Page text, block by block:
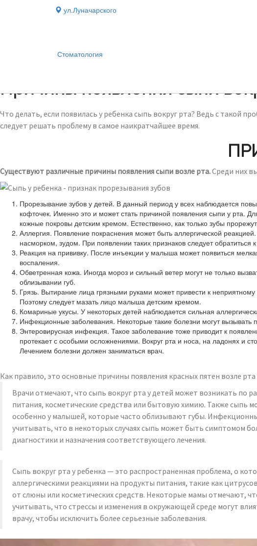
ул.Луначарского
Стоматология
Причины появления сыпи
Что делать, если появилась у ребенка сыпь вокруг рта? Ведь с такой
следует решать проблему в самое наикратчайшее время.
Существуют различные причины появления сыпи возле рта.Среди них
Прорезывание зубов у детей. В данный период у всех наблюдается
кофточек. Именно это и может стать причиной появления сыпи у рта.
кожные покровы детским кремом. Естественно, как только зубы
Аллергия. Появление покраснения может быть аллергической
насморком, зудом. При появлении таких признаков следует
Реакция на прививку. После инъекции у малыша может появиться
воспаления.
Обветренная кожа. Иногда мороз и сильный ветер могут не только
облизывании губ.
Грязь. Вытирание лица грязными руками может привести к
Поэтому следует мазать лицо малыша детским кремом.
Комариные укусы. У некоторых детей наблюдается сильная
Инфекционные заболевания. Некоторые такие болезни могут
Энтеровирусная инфекция. Такое заболевание тоже приводит к
протекает с особыми осложнениями. Вокруг рта и носа, на ладонях и
Лечением болезни должен заниматься врач.
Как правило, это основные причины появления красных пятен возле
Врачи отмечают, что сыпь вокруг рта у детей может возникать по
питания, косметические средства или бытовую химию. Также сыпь
особенно у малышей, которые часто облизывают губы.
учитывать, что в некоторых случаях сыпь может быть симптомом
диагностики и назначения соответствующего лечения.
Сыпь вокруг рта у ребенка — это распространенная проблема, о
аллергическими реакциями на продукты питания, такие как
от слюны или косметических средств. Некоторые мамы отмечают,
учитывать, что стрессы и изменения в окружающей среде могут
врачу, чтобы исключить более серьезные заболевания.